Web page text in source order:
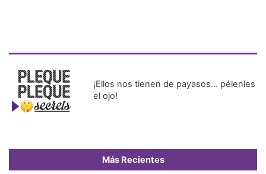
¡Ellos nos tienen de payasos… pélenles
el ojo!
Más Recientes